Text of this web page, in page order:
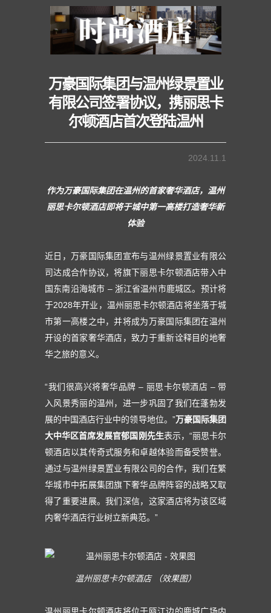
万豪国际集团与温州绿景置业
有限公司签署协议，携丽思卡
尔顿酒店首次登陆温州
2024.11.1
作为万豪国际集团在温州的首家奢华酒店，温州
丽思卡尔顿酒店即将于城中第一高楼打造奢华新
体验
近日，万豪国际集团宣布与温州绿景置业有限公
司达成合作协议，将旗下丽思卡尔顿酒店带入中
国东南沿海城市 – 浙江省温州市鹿城区。预计将
于2028年开业，温州丽思卡尔顿酒店将坐落于城
市第一高楼之中，并将成为万豪国际集团在温州
开设的首家奢华酒店，致力于重新诠释目的地奢
华之旅的意义。
“我们很高兴将奢华品牌 – 丽思卡尔顿酒店 – 带
入风景秀丽的温州，进一步巩固了我们在蓬勃发
展的中国酒店行业中的领导地位。”万豪国际集团
大中华区首席发展官郁国刚先生表示，“丽思卡尔
顿酒店以其传奇式服务和卓越体验而备受赞誉。
通过与温州绿景置业有限公司的合作，我们在繁
华城市中拓展集团旗下奢华品牌阵容的战略又取
得了重要进展。我们深信，这家酒店将为该区域
内奢华酒店行业树立新典范。”
温州丽思卡尔顿酒店 （效果图）